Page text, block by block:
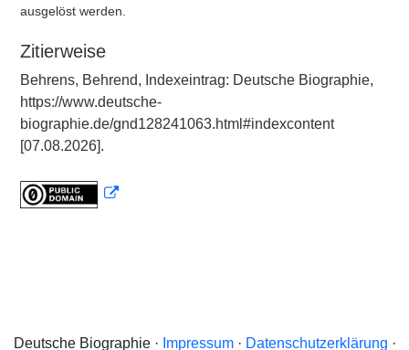
ausgelöst werden.
Zitierweise
Behrens, Behrend, Indexeintrag: Deutsche Biographie,
https://www.deutsche-
biographie.de/gnd128241063.html#indexcontent
[07.08.2026].
Deutsche Biographie · Impressum· Datenschutzerklärung ·